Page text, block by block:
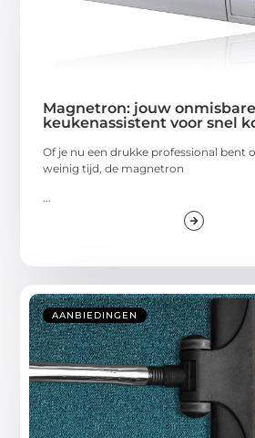
Magnetron: jouw onmisbare
keukenassistent voor snel
Of je nu een drukke professional bent
weinig tijd, de magnetron
...
AANBIEDINGEN